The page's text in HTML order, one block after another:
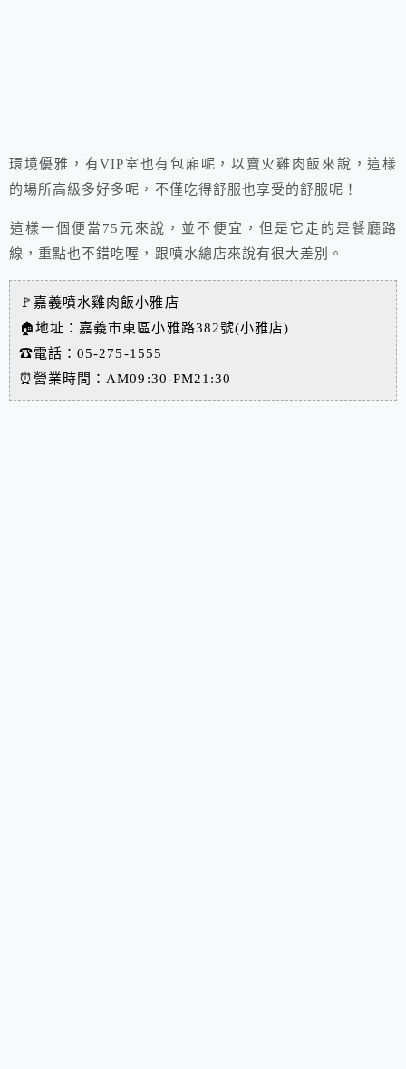
環境優雅，有VIP室也有包廂呢，以賣火雞肉飯來說，這樣
的場所高級多好多呢，不僅吃得舒服也享受的舒服呢！
這樣一個便當75元來說，並不便宜，但是它走的是餐廳路
線，重點也不錯吃喔，跟噴水總店來說有很大差別。
🚩 嘉義噴水雞肉飯小雅店
🏠地址：嘉義市東區小雅路382號(小雅店)
☎電話：05-275-1555
⏰營業時間：AM09:30-PM21:30